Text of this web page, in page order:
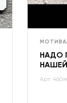
НАДО
Арт: